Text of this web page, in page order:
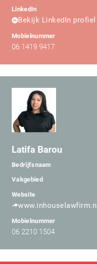
LinkedIn
Bekijk LinkedIn profiel
Mobielnummer
06 1419 9417
Latifa Barou
Bedrijfsnaam
Vakgebied
Website
www.inhouselawfirm.nl
Mobielnummer
06 2210 1504